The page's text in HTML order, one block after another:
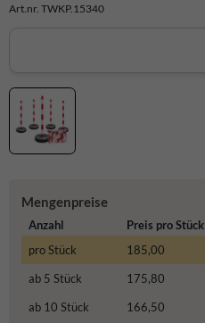
Art.nr. TWKP.15340
Mengenpreise
Anzahl Preis pro Stück
pro Stück
185,00
ab 5 Stück
175,80
ab 10 Stück
166,50